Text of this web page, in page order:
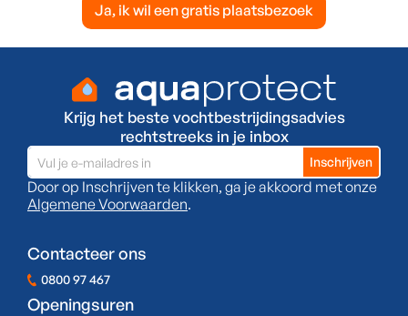
Ja, ik wil een gratis plaatsbezoek
Krijg het beste vochtbestrijdingsadvies
rechtstreeks in je inbox
Door op Inschrijven te klikken, ga je akkoord met onze
Algemene Voorwaarden.
Contacteer ons
0800 97 467
Openingsuren